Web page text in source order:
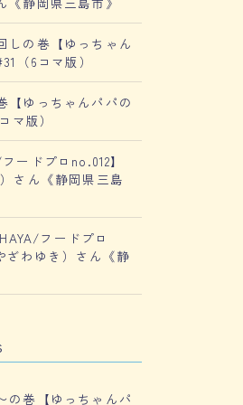
しの巻【ゆっちゃん
（6コマ版）
【ゆっちゃんパパの
マ版）
ードプロno.012】
さん《静岡県三島
フードプロ
ざわゆき）さん《静
の巻【ゆっちゃんパ